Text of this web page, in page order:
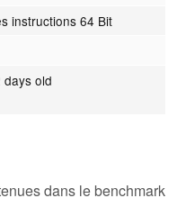
instructions 64 Bit
days old
dans le benchmark